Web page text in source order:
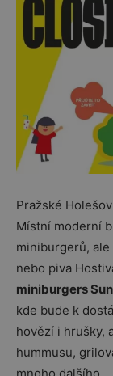
Pražské
Místní moderní
miniburgerů,
nebo piva
miniburgers
kde bude k
hovězí i hrušky,
hummusu,